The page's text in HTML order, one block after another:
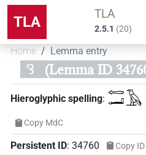
TLA TLA
2.5.1 (20)
Home Lemma entry
ꜥꜣ (Lemma ID
Hieroglyphic spelling: 𓉻𓂝𓄿
Copy MdC
Persistent ID: 34760 Copy ID